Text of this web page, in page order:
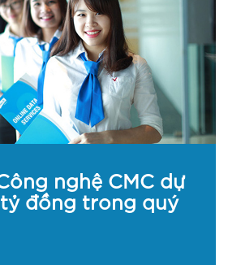
nghệ CMC dự
tỷ đồng trong quý